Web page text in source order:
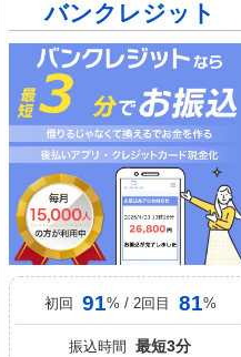
バンクレジット
初回 91% / 2回目 81%
振込時間 最短3分